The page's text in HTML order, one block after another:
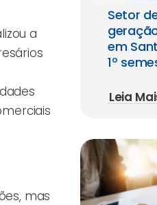
a
mas
Setor
em
1º
Leia